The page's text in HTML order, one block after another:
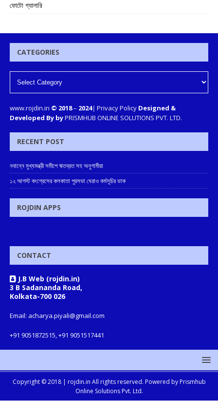
ফোটো গ্যালারি
CATEGORIES
www.rojdin.in © 2018– 2024| Privacy Policy Designed &
Developed By byPRISMHUB ONLINE SOLUTIONS PVT. LTD.
RECENT POST
নবান্নে মুখ্যমন্ত্রী সমীপে ঋতব্রত সহ অনুগামীরা
১২ আগস্ট কংগ্রেসের কলকাতা পুরসভা ঘেরাও কর্মসূচির ডাক
ROJDIN APPS
CONTACT
J.B Web (rojdin.in)
3 B Sadananda Road,
Kolkata-700 026
Email: acharya.piyali@gmail.com
+91 9051872515, +91 9051517441
Copyright © 2018 | rojdin.in All rights reserved. Powered by Prismhub
Online Solutions Pvt. Ltd.